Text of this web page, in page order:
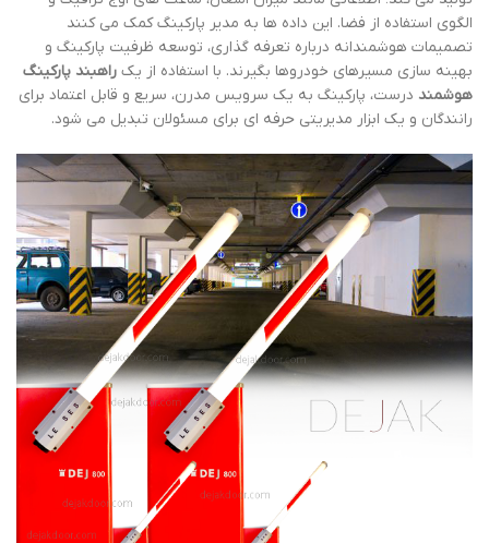
الگوی استفاده از فضا. این داده ها به مدیر پارکینگ کمک می کنند
تصمیمات هوشمندانه درباره تعرفه گذاری، توسعه ظرفیت پارکینگ و
بهینه سازی مسیرهای خودروها بگیرند. با استفاده از یک راهبند پارکینگ
هوشمند درست، پارکینگ به یک سرویس مدرن، سریع و قابل اعتماد برای
رانندگان و یک ابزار مدیریتی حرفه ای برای مسئولان تبدیل می شود.